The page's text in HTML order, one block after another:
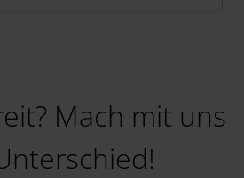
Mach mit uns